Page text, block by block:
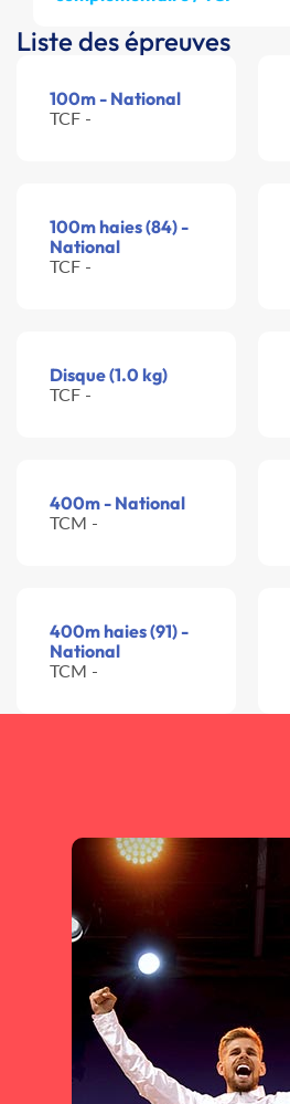
Liste des épreuves
100m - National
TCF -
100m haies (84) -
National
TCF -
Disque (1.0 kg)
TCF -
400m - National
TCM -
400m haies (91) -
National
TCM -